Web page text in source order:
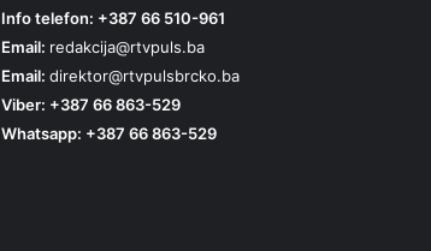
Info telefon: +387 66 510-961
Email: redakcija@rtvpuls.ba
Email: direktor@rtvpulsbrcko.ba
Viber: +387 66 863-529
Whatsapp: +387 66 863-529